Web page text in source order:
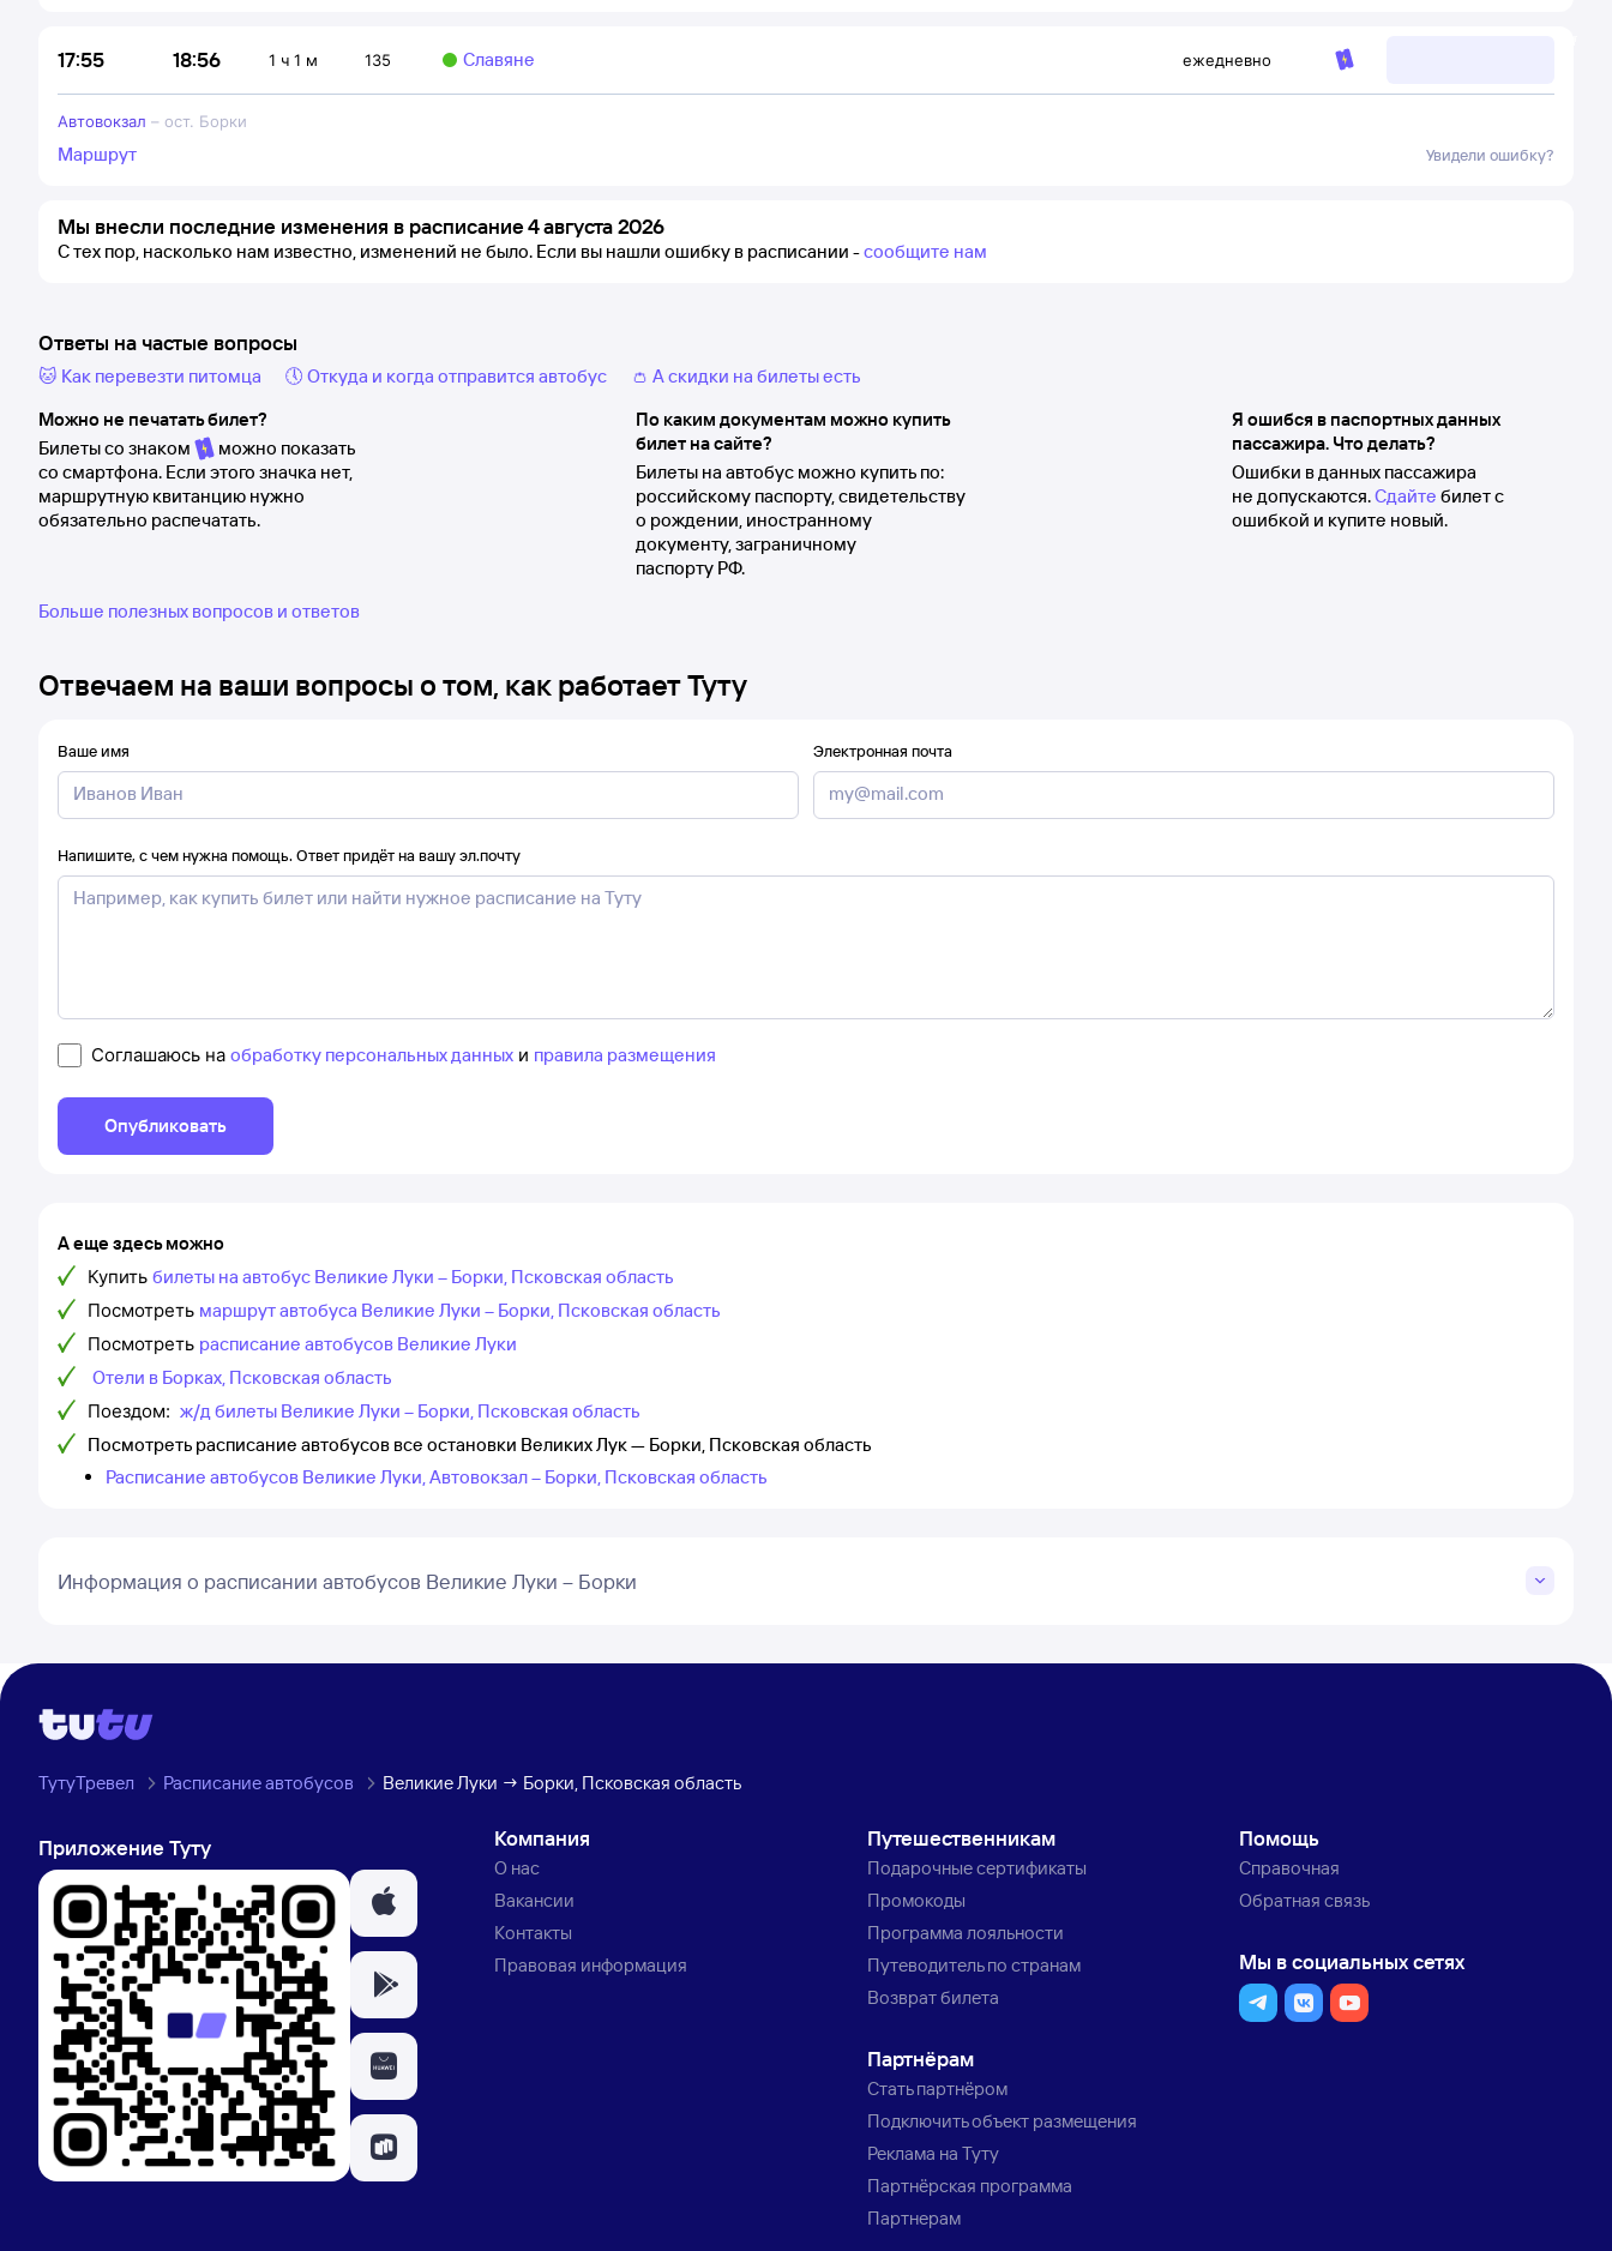
17:55 18:56 1 ч 1 м 135 Славяне ежедневно
Автовокзал – ост. Борки
Маршрут Увидели ошибку?
Мы внесли последние изменения в расписание 4 августа 2026
С тех пор, насколько нам известно, изменений не было. Если вы нашли ошибку в расписании -сообщите нам
Ответы на частые вопросы
🐱 Как перевезти питомца 🕔 Откуда и когда отправится автобус
👛 А скидки на билеты есть
Можно не печатать билет?
Билеты со знаком
можно показать
со смартфона. Если этого значка нет,
маршрутную квитанцию нужно
обязательно распечатать.
По каким документам можно купить
билет на сайте?
Билеты на автобус можно купить по:
российскому паспорту, свидетельству
о рождении, иностранному
документу, заграничному
паспорту РФ.
Я ошибся в паспортных данных
пассажира. Что делать?
Ошибки в данных пассажира
не допускаются.Сдайте билет с
ошибкой и купите новый.
Больше полезных вопросов и ответов
Отвечаем на ваши вопросы о том, как работает Туту
Ваше имя Электронная почта
Напишите, с чем нужна помощь. Ответ придёт на вашу эл.почту
Соглашаюсь на обработку персональных данных и правила размещения
Опубликовать
А еще здесь можно
Купить билеты на автобус Великие Луки – Борки, Псковская область
Посмотреть маршрут автобуса Великие Луки – Борки, Псковская область
Посмотреть расписание автобусов Великие Луки
Отели в Борках, Псковская область
Поездом: ж/д билеты Великие Луки – Борки, Псковская область
Посмотреть расписание автобусов все остановки Великих Лук — Борки, Псковская область
Расписание автобусов Великие Луки, Автовокзал – Борки, Псковская область
Информация о расписании автобусов Великие Луки – Борки
ТутуТревел Расписание автобусов Великие Луки → Борки, Псковская область
Приложение Туту Компания
О нас
Вакансии
Контакты
Правовая информация
Путешественникам
Подарочные сертификаты
Промокоды
Программа лояльности
Путеводитель по странам
Возврат билета
Партнёрам
Стать партнёром
Подключить объект размещения
Реклама на Туту
Партнёрская программа
Партнерам
Помощь
Справочная
Обратная связь
Мы в социальных сетях